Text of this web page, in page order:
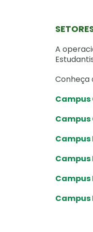
A
Conheça
Campus
Campus
Campus
Campus
Campus
Campus